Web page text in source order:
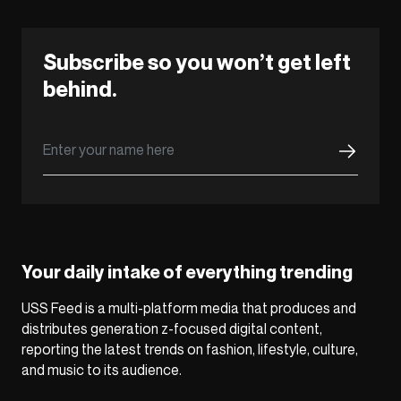
Subscribe so you won’t get left
behind.
Your daily intake of everything trending
USS Feed is a multi-platform media that produces and
distributes generation z-focused digital content,
reporting the latest trends on fashion, lifestyle, culture,
and music to its audience.